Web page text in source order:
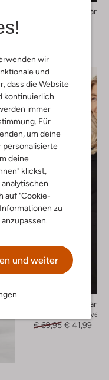
wir
und
dass die Website
kontinuierlich
immer
Für
um deine
personalisierte
deine
klickst,
auf "Cookie-
zu
und weiter
My Essential
My Essential
Rollkragenpullover
€ 69,95 € 41,99